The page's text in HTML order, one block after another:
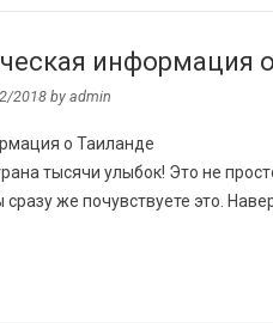
информация
2018 by admin
о Таиланде
тысячи улыбок! Это не
же почувствуете это.